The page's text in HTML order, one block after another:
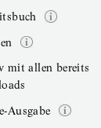
mit allen bereits
Ausgabe